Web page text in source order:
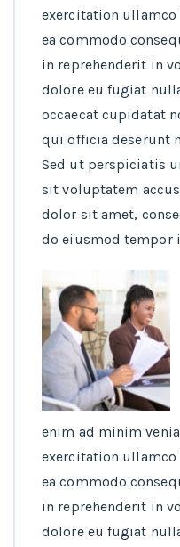
exercitation
ea commodo
in reprehenderit in
dolore eu fugiat
occaecat cupidatat
qui officia deserunt
Sed ut perspiciatis
sit voluptatem
dolor sit amet,
do eiusmod tempor
enim ad minim
exercitation
ea commodo
in reprehenderit in
dolore eu fugiat